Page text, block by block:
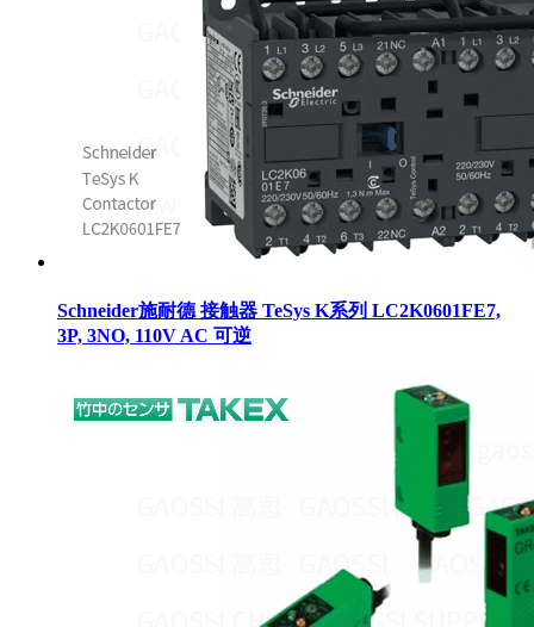
Schneider施耐德 接触器 TeSys K系列 LC2K0601FE7,
3P, 3NO, 110V AC 可逆